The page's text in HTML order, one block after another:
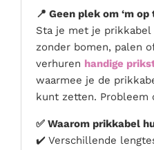
📍 Geen plek om ‘m
Sta je met je prikkabel
zonder bomen, palen
verhuren handige
waarmee je de
kunt zetten. Probleem
✅ Waarom prikkabel
✔️ Verschillende